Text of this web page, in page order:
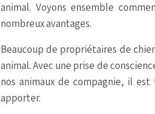
animal. Voyons ensemble
nombreux avantages.
Beaucoup de propriétaires de
animal. Avec une prise de
nos animaux de compagnie, il
apporter.